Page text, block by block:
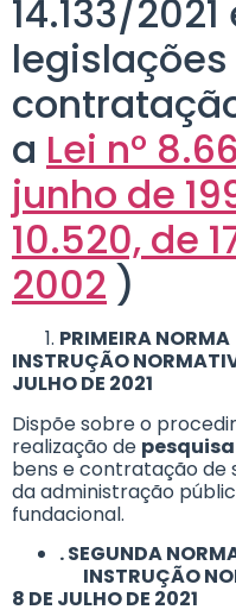
14.133/
a Lei nº
junho de
10.520, de
2002 )
PRIMEIRA NORMA
INSTRUÇÃO
JULHO DE 2021
Dispõe sobre o
realização de
bens e contratação de
da administração
fundacional.
. SEGUNDA
INSTRUÇÃO
8 DE JULHO DE 2021